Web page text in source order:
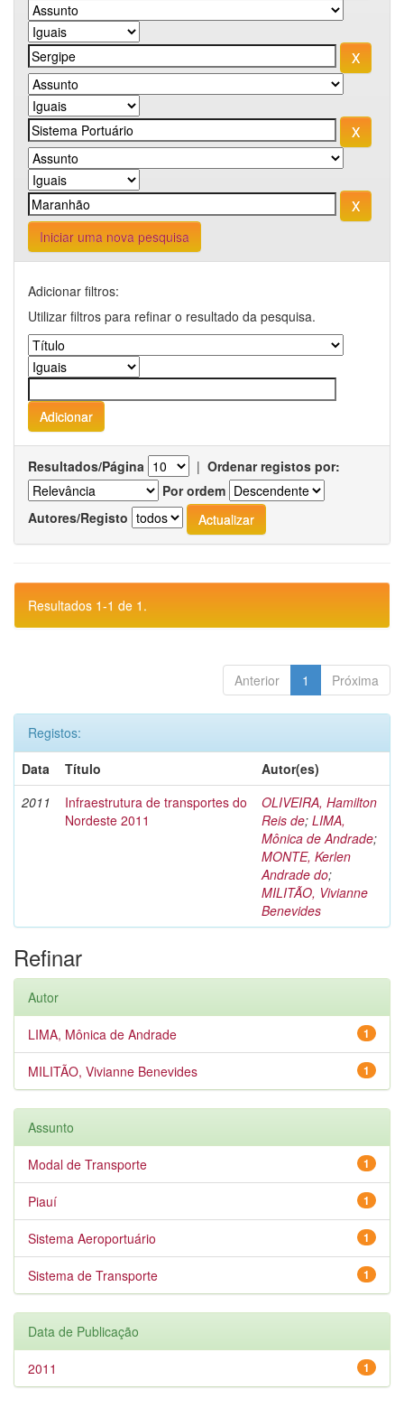
Iniciar uma nova pesquisa
Adicionar filtros:
Utilizar filtros para refinar o resultado da pesquisa.
Resultados/Página | Ordenar registos por:
Por ordem
Autores/Registo
Resultados 1-1 de 1.
Anterior 1 Próxima
Registos:
Data
Título
Autor(es)
2011
Infraestrutura de transportes do
Nordeste 2011
OLIVEIRA, Hamilton
Reis de; LIMA,
Mônica de Andrade;
MONTE, Kerlen
Andrade do;
MILITÃO, Vivianne
Benevides
Refinar
Autor
1
LIMA, Mônica de Andrade
1
MILITÃO, Vivianne Benevides
Assunto
1
Modal de Transporte
1
Piauí
1
Sistema Aeroportuário
1
Sistema de Transporte
Data de Publicação
1
2011